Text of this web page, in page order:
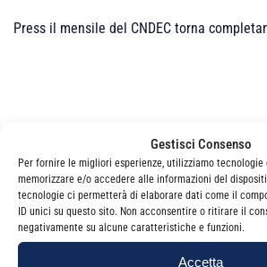
Gestisci Consenso
Per fornire le migliori esperienze, utilizziamo tecnologie
memorizzare e/o accedere alle informazioni del
tecnologie ci permetterà di elaborare dati come il
ID unici su questo sito. Non acconsentire o ritirare il
negativamente su alcune caratteristiche e funzioni.
Accetta
Press il mensile del CNDEC torna
CategorieNews